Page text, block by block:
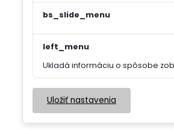
bs_slide_menu
left_menu
Ukladá informáciu o spôsobe
Uložiť nastavenia